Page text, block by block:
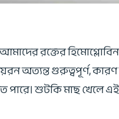
রক্তের
অত্যন্ত গুরুত্বপূর্ণ,
পারে। শুটকি মাছ